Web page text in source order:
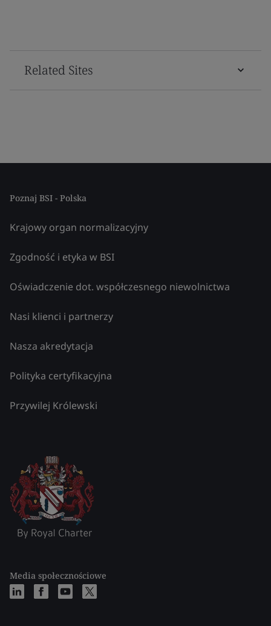
Related Sites
Poznaj BSI - Polska
Krajowy organ normalizacyjny
Zgodność i etyka w BSI
Oświadczenie dot. współczesnego niewolnictwa
Nasi klienci i partnerzy
Nasza akredytacja
Polityka certyfikacyjna
Przywilej Królewski
Media społecznościowe